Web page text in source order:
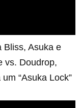
Bliss, Asuka e
vs. Doudrop,
“Asuka Lock”